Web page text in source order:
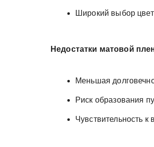
Широкий выбор
Недостатки матовой
Меньшая
Риск образования
Чувствительность